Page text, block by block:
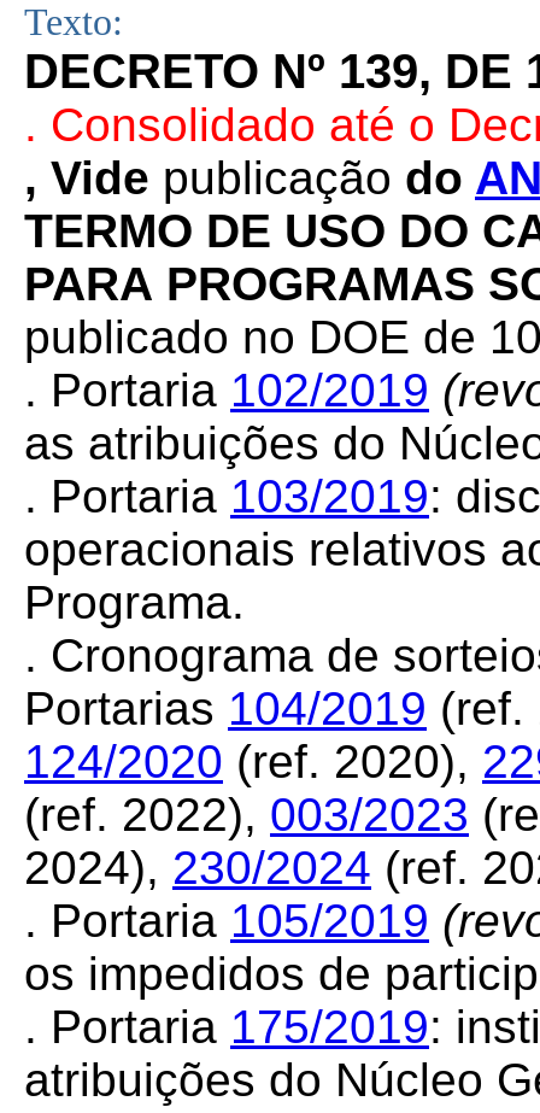
Texto:
DECRETO Nº 139,
. Consolidado até o
, Vide publicação do
TERMO DE USO DO
PARA PROGRAMAS
publicado no DOE de
. Portaria 102/2019
as atribuições do
. Portaria 103/2019:
operacionais relativos
Programa.
. Cronograma de
Portarias 104/2019
124/2020 (ref. 2020),
(ref. 2022), 003/2023
2024), 230/2024 (ref.
. Portaria 105/2019
os impedidos de
. Portaria 175/2019:
atribuições do Núcleo